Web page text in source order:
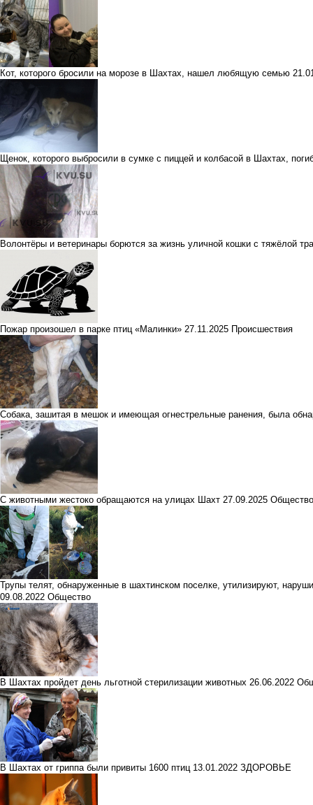
Кот, которого бросили на морозе в Шахтах, нашел любящую семью
Щенок, которого выбросили в сумке с пиццей и колбасой в Шахтах,
Волонтёры и ветеринары борются за жизнь уличной кошки с тяжёлой
Пожар произошел в парке птиц «Малинки» 27.11.2025 Происшествия
Собака, зашитая в мешок и имеющая огнестрельные ранения, была
С животными жестоко обращаются на улицах Шахт 27.09.2025 Общество
Трупы телят, обнаруженные в шахтинском поселке, утилизируют,
09.08.2022 Общество
В Шахтах пройдет день льготной стерилизации животных 26.06.2022
В Шахтах от гриппа были привиты 1600 птиц 13.01.2022 ЗДОРОВЬЕ